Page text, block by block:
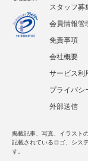
スタッフ募
会員情報管
免責事項
会社概要
サービス利
プライバシ
外部送信
掲載記事、写真、イラスト
記載されているロゴ、シス
す。